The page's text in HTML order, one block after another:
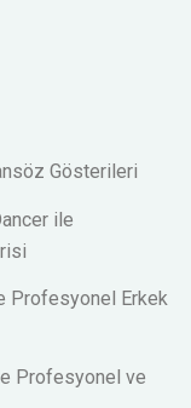
Gösterileri
ile
Profesyonel Erkek
Profesyonel ve